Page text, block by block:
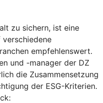
zu sichern, ist eine
verschiedene
empfehlenswert.
und -manager der DZ
die Zusammensetzung
der ESG-Kriterien.